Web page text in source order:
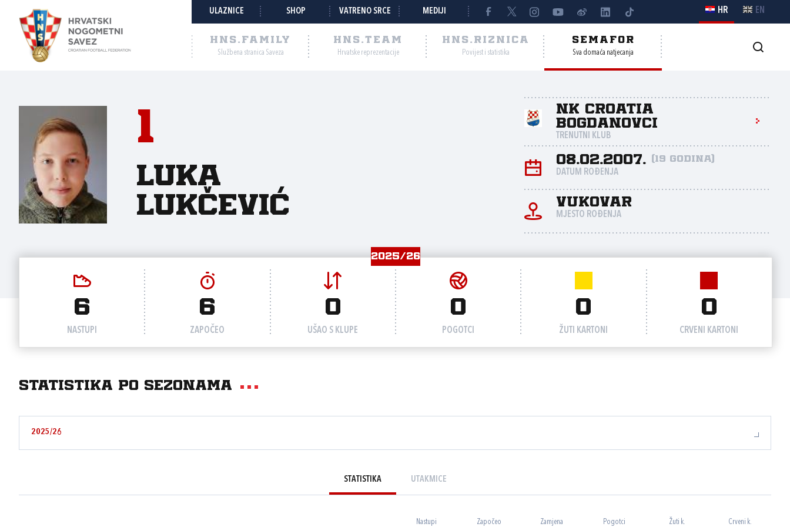
ULAZNICE SHOP VATRENO SRCE MEDIJI HR EN
HNS.FAMILY
Službena stranica Saveza
HNS.TEAM
Hrvatske reprezentacije
HNS.RIZNICA
Povijest i statistika
SEMAFOR
Sva domaća natjecanja
1
LUKA
LUKČEVIĆ
NK Croatia
Bogdanovci
TRENUTNI KLUB
08.02.2007. (19 godina)
DATUM ROĐENJA
VUKOVAR
MJESTO ROĐENJA
2025/26
6
NASTUPI
6
ZAPOČEO
0
UŠAO S KLUPE
0
POGOTCI
0
ŽUTI KARTONI
0
CRVENI KARTONI
Statistika po sezonama
2025/26
STATISTIKA UTAKMICE
Nastupi Započeo Zamjena Pogotci Žuti k. Crveni k.